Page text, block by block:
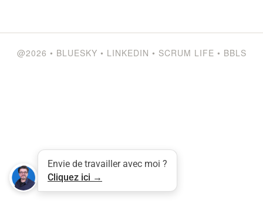
@2026 • BLUESKY • LINKEDIN • SCRUM LIFE • BBLS
Envie de travailler avec moi ?
Cliquez ici →
Share this selection
Tweet LinkedIn